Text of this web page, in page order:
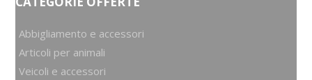
Abbigliamento e accessori
Articoli per animali
Veicoli e accessori